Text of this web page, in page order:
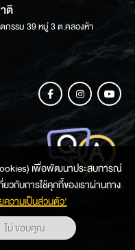
ติ
กรรม 39 หมู่ 3 ต.คลองห้า
ช่องทางการสอบถามข้อมูล
เพื่อพัฒนาประสบการณ์
วกับการใช้คุกกี้ของเราผ่านทาง
ความเป็นส่วนตัว'
ไม่ ขอบคุณ